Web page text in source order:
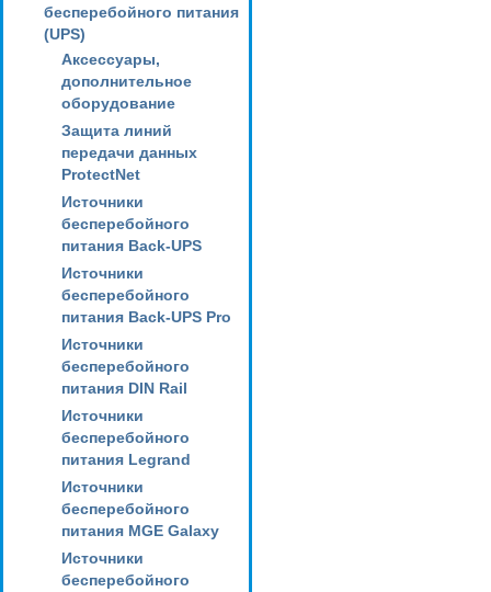
бесперебойного питания
(UPS)
Аксессуары,
дополнительное
оборудование
Защита линий
передачи данных
ProtectNet
Источники
бесперебойного
питания Back-UPS
Источники
бесперебойного
питания Back-UPS Pro
Источники
бесперебойного
питания DIN Rail
Источники
бесперебойного
питания Legrand
Источники
бесперебойного
питания MGE Galaxy
Источники
бесперебойного